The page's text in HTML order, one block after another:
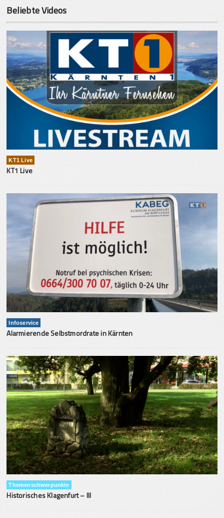
Beliebte Videos
KT1 Live
KT1 Live
Infoservice
Alarmierende Selbstmordrate in Kärnten
Themenschwerpunkte
Historisches Klagenfurt – III